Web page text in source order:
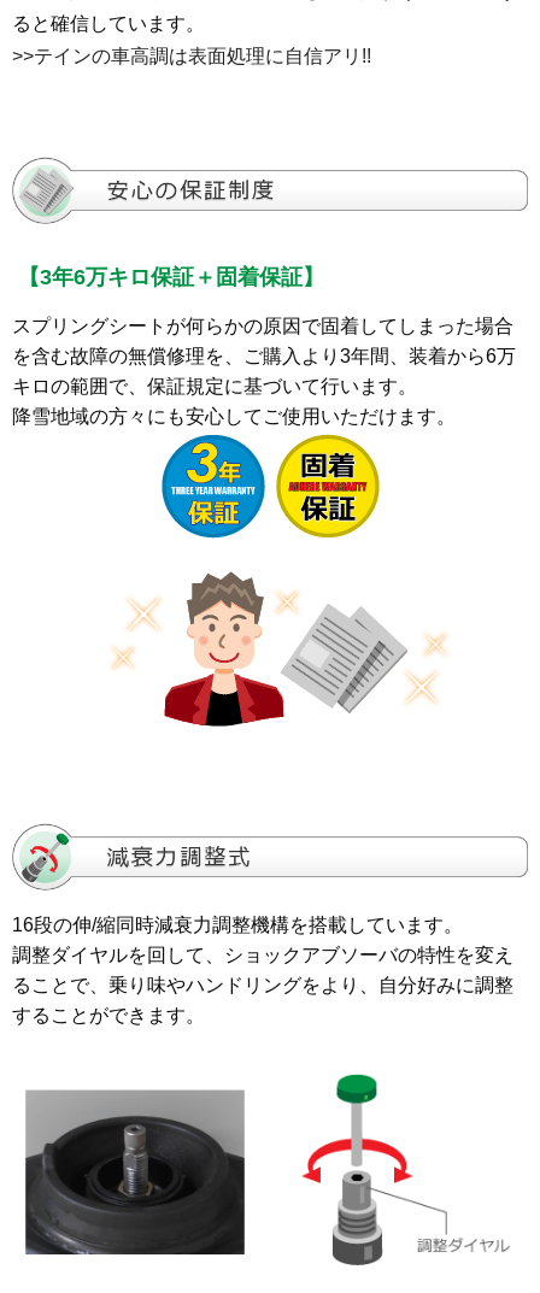
ると確信しています。
>>テインの車高調は表面処理に自信アリ!!
【3年6万キロ保証＋固着保証】
スプリングシートが何らかの原因で固着してしまった場合
を含む故障の無償修理を、ご購入より3年間、装着から6万
キロの範囲で、保証規定に基づいて行います。
降雪地域の方々にも安心してご使用いただけます。
16段の伸/縮同時減衰力調整機構を搭載しています。
調整ダイヤルを回して、ショックアブソーバの特性を変え
ることで、乗り味やハンドリングをより、自分好みに調整
することができます。